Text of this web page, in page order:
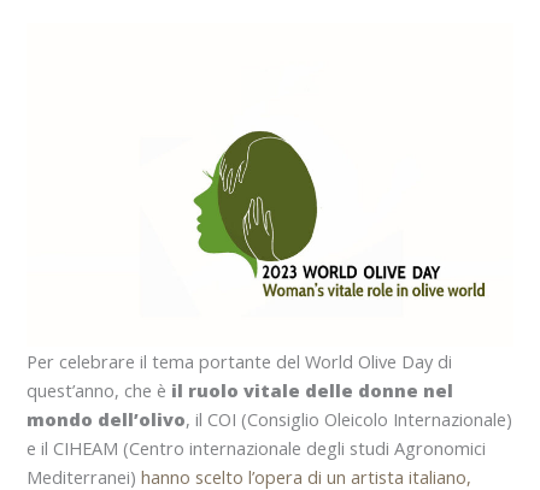
Per celebrare il tema portante del World Olive Day di
quest’anno, che è il ruolo vitale delle donne nel
mondo dell’olivo, il COI (Consiglio Oleicolo Internazionale)
e il CIHEAM (Centro internazionale degli studi Agronomici
Mediterranei)hanno scelto l’opera di un artista italiano,